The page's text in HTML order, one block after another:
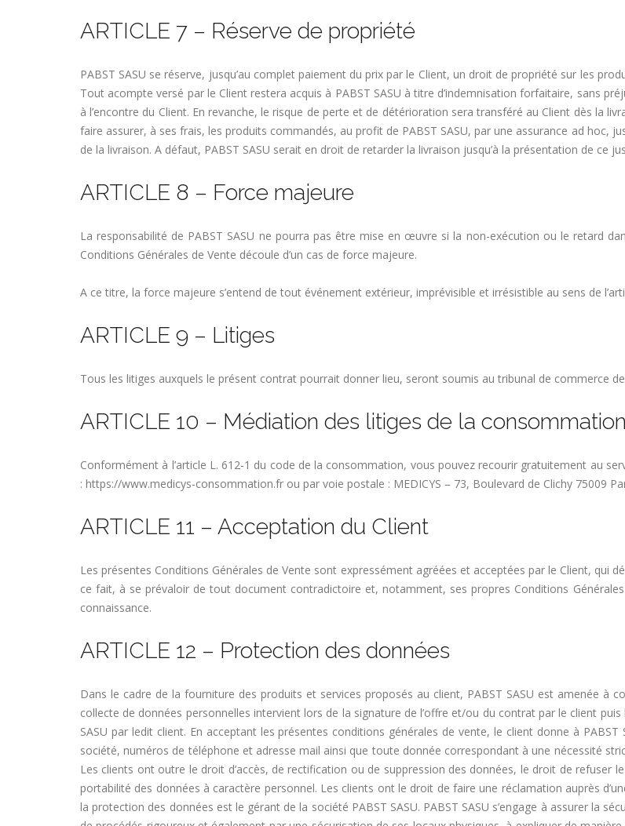
ARTICLE 7 – Réserve de propriété
PABST SASU se réserve, jusqu’au complet paiement du prix par le Client, un droit de propriété sur les
Tout acompte versé par le Client restera acquis à PABST SASU à titre d’indemnisation forfaitaire, sans
à l’encontre du Client. En revanche, le risque de perte et de détérioration sera transféré au Client dès la
faire assurer, à ses frais, les produits commandés, au profit de PABST SASU, par une assurance ad hoc,
de la livraison. A défaut, PABST SASU serait en droit de retarder la livraison jusqu’à la présentation de ce
ARTICLE 8 – Force majeure
La responsabilité de PABST SASU ne pourra pas être mise en œuvre si la non-exécution ou le retard
Conditions Générales de Vente découle d’un cas de force majeure.
A ce titre, la force majeure s’entend de tout événement extérieur, imprévisible et irrésistible au sens de
ARTICLE 9 – Litiges
Tous les litiges auxquels le présent contrat pourrait donner lieu, seront soumis au tribunal de commerce
ARTICLE 10 – Médiation des litiges de la consommation
Conformément à l’article L. 612-1 du code de la consommation, vous pouvez recourir gratuitement au
: https://www.medicys-consommation.fr ou par voie postale : MEDICYS – 73, Boulevard de Clichy 75009
ARTICLE 11 – Acceptation du Client
Les présentes Conditions Générales de Vente sont expressément agréées et acceptées par le Client, qui
ce fait, à se prévaloir de tout document contradictoire et, notamment, ses propres Conditions Générales
connaissance.
ARTICLE 12 – Protection des données
Dans le cadre de la fourniture des produits et services proposés au client, PABST SASU est amenée à
collecte de données personnelles intervient lors de la signature de l’offre et/ou du contrat par le client
SASU par ledit client. En acceptant les présentes conditions générales de vente, le client donne à
société, numéros de téléphone et adresse mail ainsi que toute donnée correspondant à une nécessité
Les clients ont outre le droit d’accès, de rectification ou de suppression des données, le droit de
portabilité des données à caractère personnel. Les clients ont le droit de faire une réclamation auprès
la protection des données est le gérant de la société PABST SASU. PABST SASU s’engage à assurer la